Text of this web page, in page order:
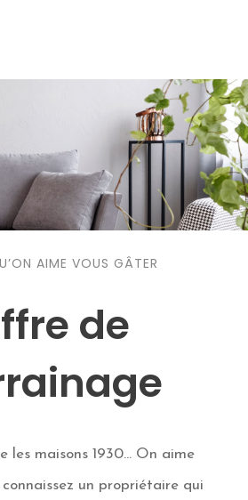
AIME VOUS GÂTER
de
les maisons 1930… On aime
un propriétaire qui